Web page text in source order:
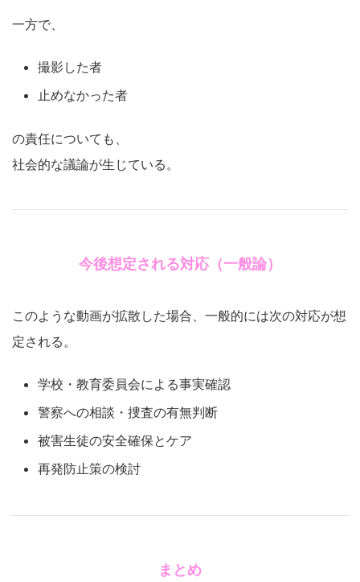
一方で、
撮影した者
止めなかった者
の責任についても、
社会的な議論が生じている。
今後想定される対応（一般論）
このような動画が拡散した場合、一般的には次の対応が想
定される。
学校・教育委員会による事実確認
警察への相談・捜査の有無判断
被害生徒の安全確保とケア
再発防止策の検討
まとめ